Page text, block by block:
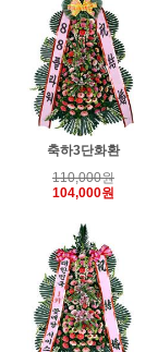
축하3단화환
110,000원
104,000원